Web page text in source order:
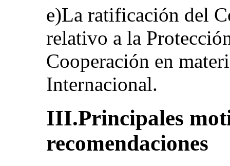
e)La ratificación del
relativo a la
Cooperación en
Internacional.
III.Principales
recomendaciones